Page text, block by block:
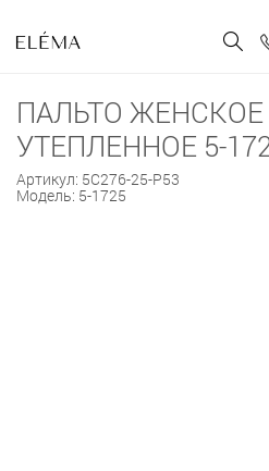
ПАЛЬТО
УТЕПЛЕННОЕ 5-
Артикул: 5С276-25-Р53
Модель: 5-1725